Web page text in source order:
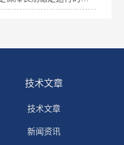
技术文章
技术文章
新闻资讯